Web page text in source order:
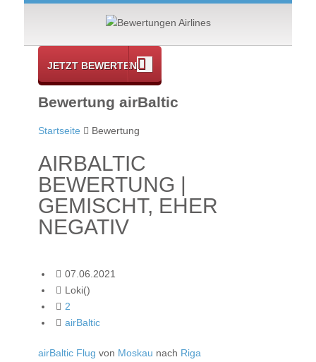
JETZT BEWERTEN
Bewertung airBaltic
Startseite Bewertung
AIRBALTIC
BEWERTUNG |
GEMISCHT, EHER
NEGATIV
07.06.2021
Loki()
2
airBaltic
airBaltic Flug von Moskau nach Riga